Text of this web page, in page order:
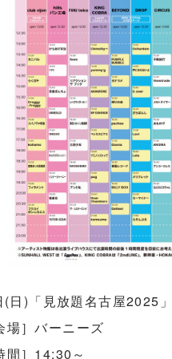
(日)「⾒放題名古屋2025
場］バーニーズ
間］14:30～